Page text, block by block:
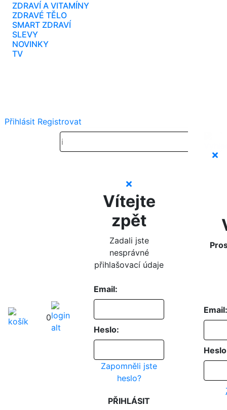
ZDRAVÍ A VITAMÍNY
ZDRAVÉ TĚLO
SMART ZDRAVÍ
SLEVY
NOVINKY
TV
Přihlásit Registrovat
0
Vítejte
zpět
Zadali jste
nesprávné
přihlašovací údaje
Email:
Heslo:
Zapomněli jste
heslo?
PŘIHLÁSIT
Email: